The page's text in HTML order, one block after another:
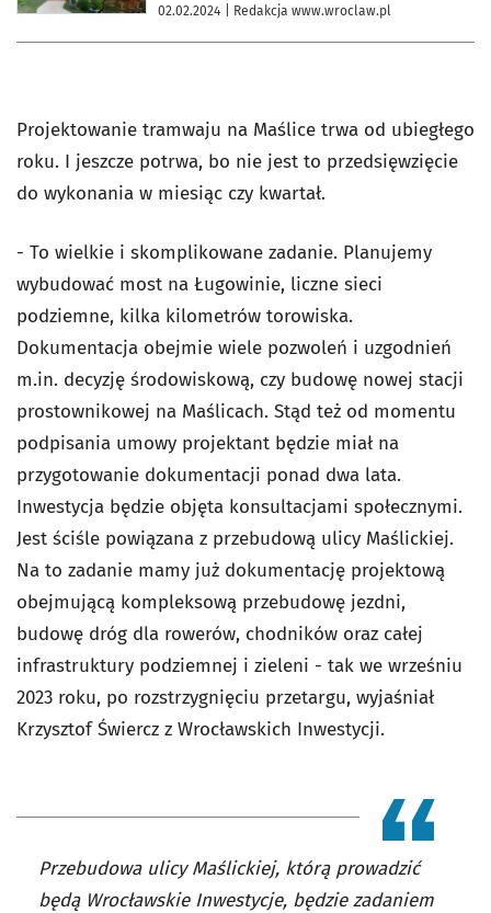
02.02.2024 | Redakcja www.wroclaw.pl
Projektowanie tramwaju na Maślice trwa od ubiegłego
roku. I jeszcze potrwa, bo nie jest to przedsięwzięcie
do wykonania w miesiąc czy kwartał.
- To wielkie i skomplikowane zadanie. Planujemy
wybudować most na Ługowinie, liczne sieci
podziemne, kilka kilometrów torowiska.
Dokumentacja obejmie wiele pozwoleń i uzgodnień
m.in. decyzję środowiskową, czy budowę nowej stacji
prostownikowej na Maślicach. Stąd też od momentu
podpisania umowy projektant będzie miał na
przygotowanie dokumentacji ponad dwa lata.
Inwestycja będzie objęta konsultacjami społecznymi.
Jest ściśle powiązana z przebudową ulicy Maślickiej.
Na to zadanie mamy już dokumentację projektową
obejmującą kompleksową przebudowę jezdni,
budowę dróg dla rowerów, chodników oraz całej
infrastruktury podziemnej i zieleni - tak we wrześniu
2023 roku, po rozstrzygnięciu przetargu, wyjaśniał
Krzysztof Świercz z Wrocławskich Inwestycji.
Przebudowa ulicy Maślickiej, którą prowadzić
będą Wrocławskie Inwestycje, będzie zadaniem